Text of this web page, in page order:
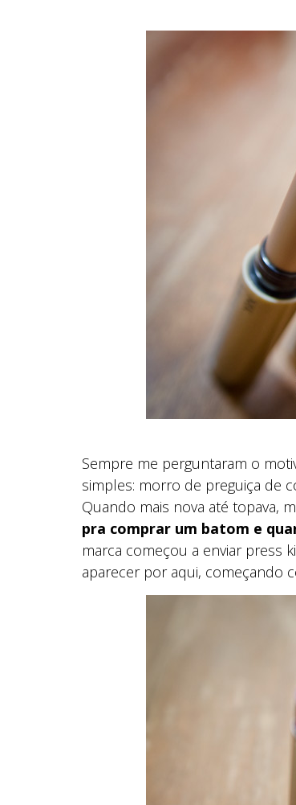
Sempre me perguntaram o
simples: morro de preguiça de
Quando mais nova até topava,
pra comprar um batom e
marca começou a enviar press
aparecer por aqui, começando